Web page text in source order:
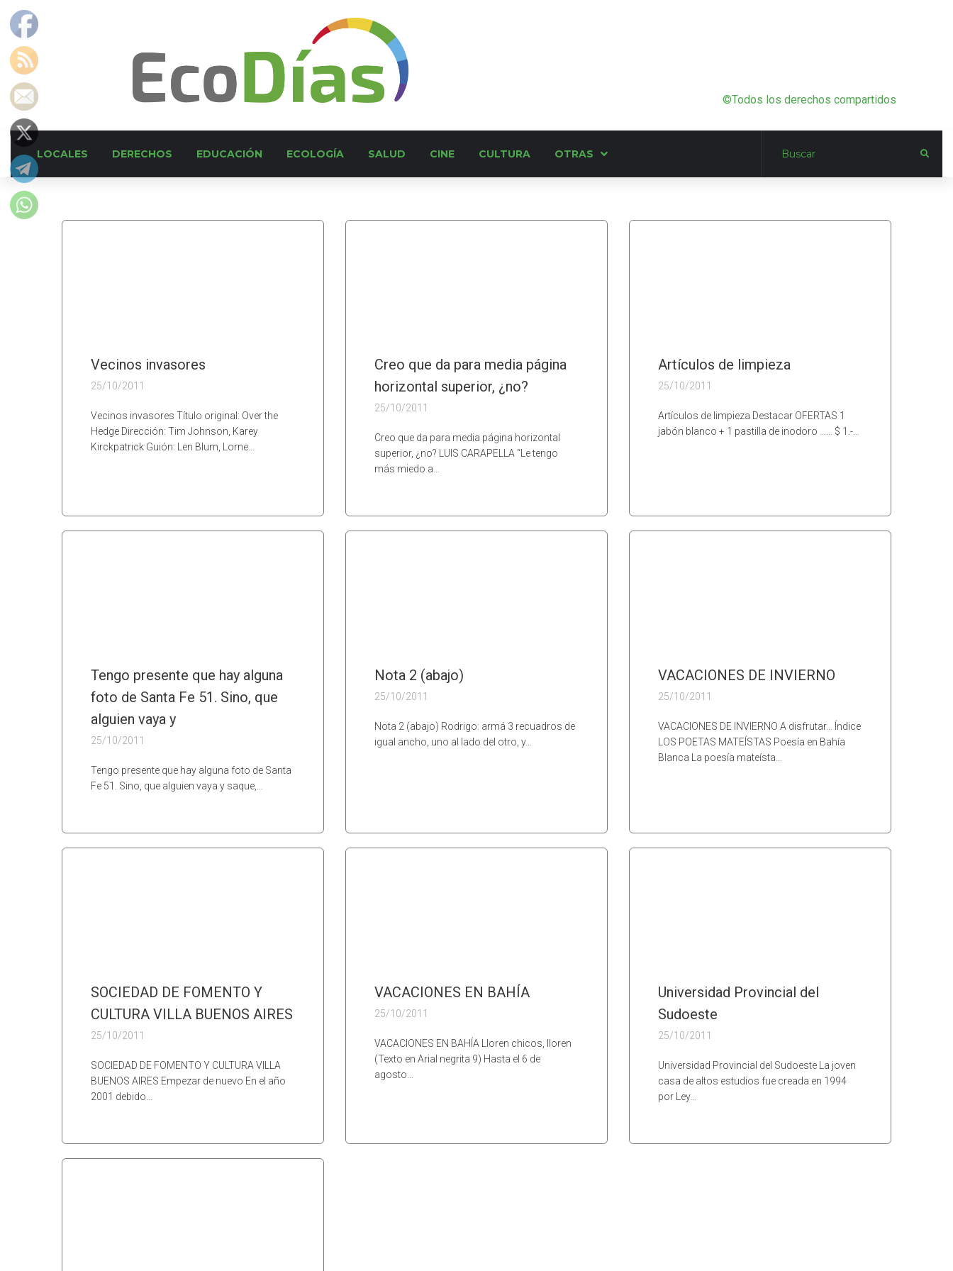
©Todos los derechos compartidos
LOCALES DERECHOS EDUCACIÓN ECOLOGÍA SALUD CINE CULTURA OTRAS
Vecinos invasores
25/10/2011
Vecinos invasores Título original: Over the
Hedge Dirección: Tim Johnson, Karey
Kirckpatrick Guión: Len Blum, Lorne…
Creo que da para media página
horizontal superior, ¿no?
25/10/2011
Creo que da para media página horizontal
superior, ¿no? LUIS CARAPELLA “Le tengo
más miedo a…
Artículos de limpieza
25/10/2011
Artículos de limpieza Destacar OFERTAS 1
jabón blanco + 1 pastilla de inodoro …… $ 1.-…
Tengo presente que hay alguna
foto de Santa Fe 51. Sino, que
alguien vaya y
25/10/2011
Tengo presente que hay alguna foto de Santa
Fe 51. Sino, que alguien vaya y saque,…
Nota 2 (abajo)
25/10/2011
Nota 2 (abajo) Rodrigo: armá 3 recuadros de
igual ancho, uno al lado del otro, y…
VACACIONES DE INVIERNO
25/10/2011
VACACIONES DE INVIERNO A disfrutar… Índice
LOS POETAS MATEÍSTAS Poesía en Bahía
Blanca La poesía mateísta…
SOCIEDAD DE FOMENTO Y
CULTURA VILLA BUENOS AIRES
25/10/2011
SOCIEDAD DE FOMENTO Y CULTURA VILLA
BUENOS AIRES Empezar de nuevo En el año
2001 debido…
VACACIONES EN BAHÍA
25/10/2011
VACACIONES EN BAHÍA Lloren chicos, lloren
(Texto en Arial negrita 9) Hasta el 6 de
agosto…
Universidad Provincial del
Sudoeste
25/10/2011
Universidad Provincial del Sudoeste La joven
casa de altos estudios fue creada en 1994
por Ley…